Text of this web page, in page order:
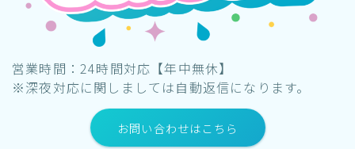
営業時間：24時間対応【年中無休】
※深夜対応に関しましては自動返信になります。
お問い合わせはこちら